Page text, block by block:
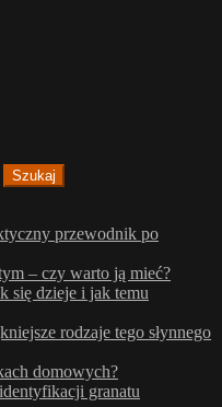
przewodnik po
– czy warto ją mieć?
się dzieje i jak temu
rodzaje tego słynnego
domowych?
granatu